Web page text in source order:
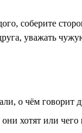
соберите
уважать
о чём говорит
хотят или